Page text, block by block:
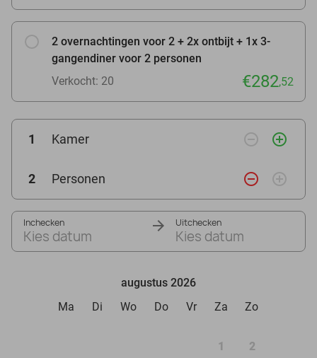
2 overnachtingen voor 2 + 2x ontbijt + 1x 3-
gangendiner voor 2 personen
Verkocht: 20
€282,52
1 Kamer remove_circle_outline add_circle_outline
2 Personen remove_circle_outline add_circle_outline
Inchecken
Kies datum
Uitchecken
Kies datum
augustus 2026
Ma
Di Wo Do Vr Za Zo
1 2